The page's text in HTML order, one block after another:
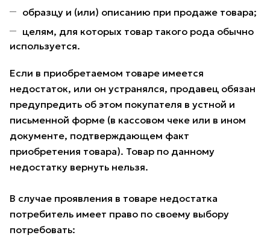
образцу и (или) описанию при продаже товара;
целям, для которых товар такого рода обычно
используется.
Если в приобретаемом товаре имеется
недостаток, или он устранялся, продавец обязан
предупредить об этом покупателя в устной и
письменной форме (в кассовом чеке или в ином
документе, подтверждающем факт
приобретения товара). Товар по данному
недостатку вернуть нельзя.
В случае проявления в товаре недостатка
потребитель имеет право по своему выбору
потребовать: